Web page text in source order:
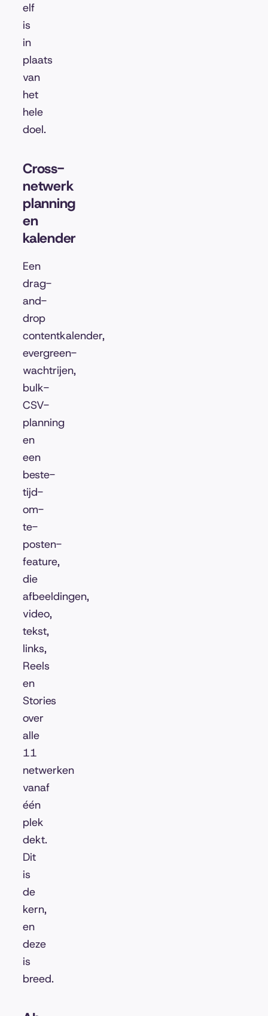
elf
is
in
plaats
van
het
hele
doel.
Cross-
netwerk
planning
en
kalender
Een
drag-
and-
drop
contentkalender,
evergreen-
wachtrijen,
bulk-
CSV-
planning
en
een
beste-
tijd-
om-
te-
posten-
feature,
die
afbeeldingen,
video,
tekst,
links,
Reels
en
Stories
over
alle
11
netwerken
vanaf
één
plek
dekt.
Dit
is
de
kern,
en
deze
is
breed.